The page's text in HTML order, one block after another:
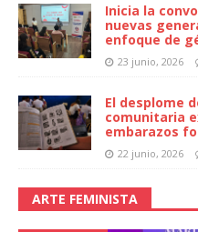
Inicia la
nuevas
enfoque de
23 junio, 2026
El desplome
comunitaria
embarazos
22 junio, 2026
ARTE FEMINISTA